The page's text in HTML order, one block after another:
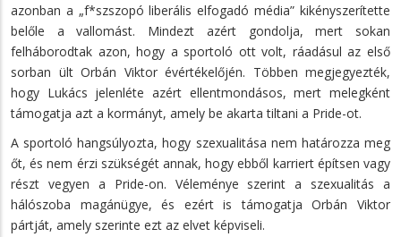
azonban a „f*szszopó liberális elfogadó média” kikényszerítette
belőle a vallomást. Mindezt azért gondolja, mert sokan
felháborodtak azon, hogy a sportoló ott volt, ráadásul az első
sorban ült Orbán Viktor évértékelőjén. Többen megjegyezték,
hogy Lukács jelenléte azért ellentmondásos, mert melegként
támogatja azt a kormányt, amely be akarta tiltani a Pride-ot.
A sportoló hangsúlyozta, hogy szexualitása nem határozza meg
őt, és nem érzi szükségét annak, hogy ebből karriert építsen vagy
részt vegyen a Pride-on. Véleménye szerint a szexualitás a
hálószoba magánügye, és ezért is támogatja Orbán Viktor
pártját, amely szerinte ezt az elvet képviseli.